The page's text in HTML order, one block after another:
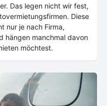
Das legen nicht wir fest,
Diese
nur je nach Firma,
hängen manchmal davon
möchtest.